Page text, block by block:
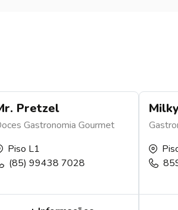
Pretzel
Gastronomia Gourmet
Piso L1
(85) 99438 7028